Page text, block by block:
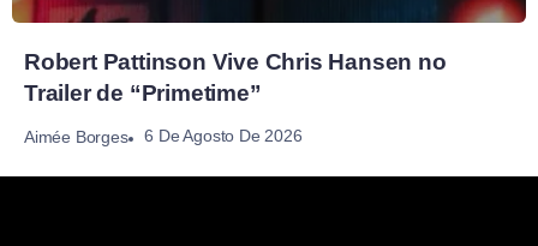
Robert Pattinson Vive Chris Hansen no
Trailer de “Primetime”
Aimée Borges 6 De Agosto De 2026